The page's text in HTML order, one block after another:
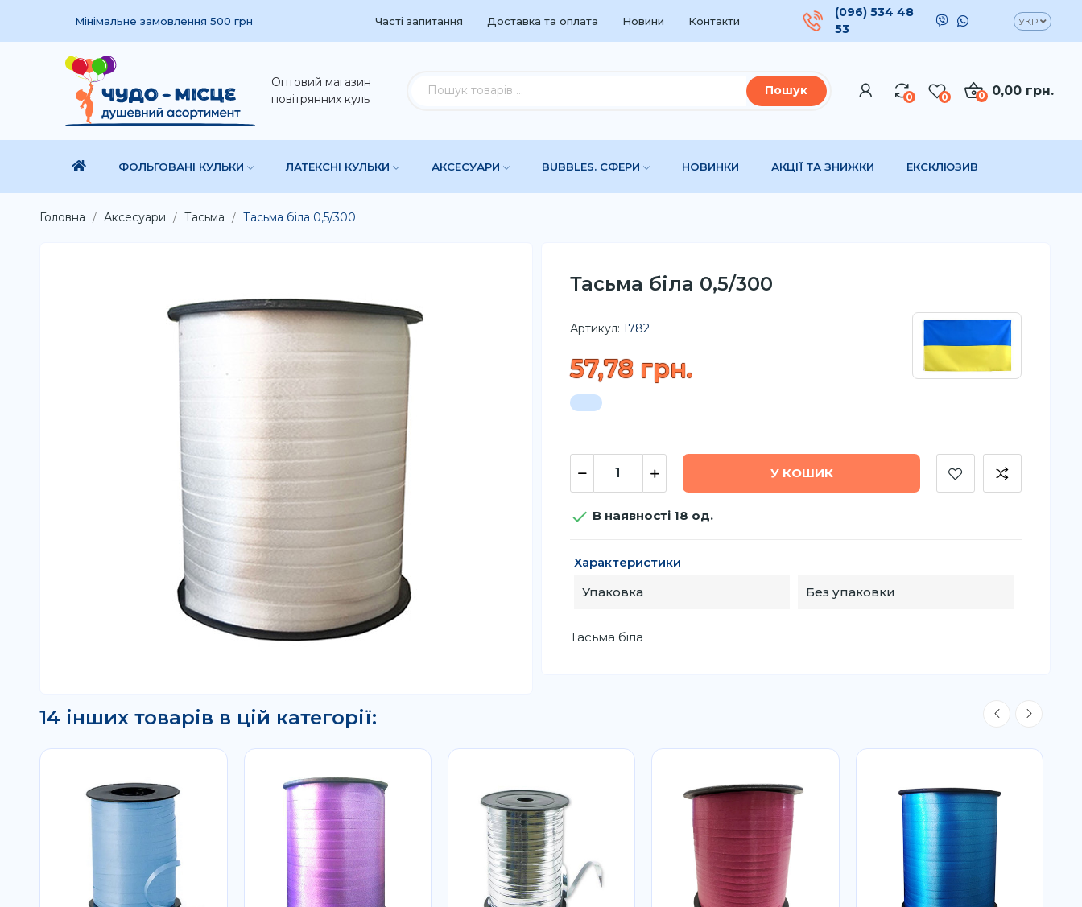
Мінімальне замовлення 500 грн Часті запитання Доставка та оплата Новини Контакти
(096) 534 48
53
УКР
Оптовий магазин
повітрянних куль
Пошук 0 0 0,00 грн.
0
ФОЛЬГОВАНІ КУЛЬКИ ЛАТЕКСНІ КУЛЬКИ АКСЕСУАРИ BUBBLES. СФЕРИ НОВИНКИ АКЦІЇ ТА ЗНИЖКИ ЕКСКЛЮЗИВ
Головна Аксесуари Тасьма Тасьма біла 0,5/300
Тасьма біла 0,5/300
Артикул: 1782
57,78 грн.
У КОШИК
 В наявності 18 од.
Характеристики
Упаковка
Без упаковки
Тасьма біла
14 інших товарів в цій категорії: